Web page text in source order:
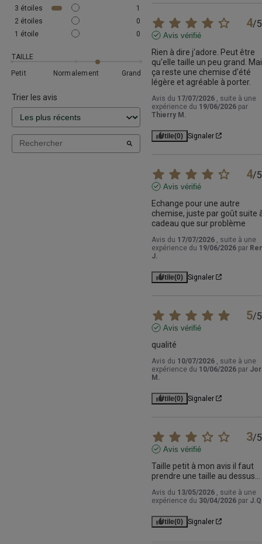
3 étoiles
1
2 étoiles
0
1 étoile 0
TAILLE
Petit
Normalement Grand
Trier les avis
4/5
Avis vérifié
Rien à dire j'adore. Peut être
qu'elle taille un peu grand.
ça reste une chemise d'été
légère et agréable à porter.
Avis du 17/07/2026
, suite à une
expérience du 19/06/2026 par
Thierry M.
Utile(0) Signaler
4/5
Avis vérifié
Echange pour une autre
chemise, juste par goût suite
cadeau que sur problème
Avis du 17/07/2026
, suite à une
expérience du 19/06/2026 par
J.
Utile(0) Signaler
5/5
Avis vérifié
qualité
Avis du 10/07/2026
, suite à une
expérience du 10/06/2026 par
M.
Utile(0) Signaler
3/5
Avis vérifié
Taille petit à mon avis il faut
prendre une taille au dessus...
Avis du 13/05/2026
, suite à une
expérience du 30/04/2026 par
Utile(0) Signaler